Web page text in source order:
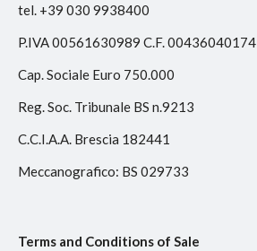
tel. +39 030 9938400
P.IVA 00561630989 C.F. 00436040174
Cap. Sociale Euro 750.000
Reg. Soc. Tribunale BS n.9213
C.C.I.A.A. Brescia 182441
Meccanografico: BS 029733
Terms and Conditions of Sale